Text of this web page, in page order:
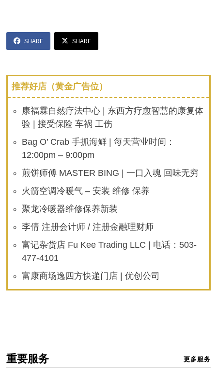
SHARE SHARE
推荐好店（黄金广告位）
康福霖自然疗法中心 | 东西方疗愈智慧的康复体
验 | 接受保险 车祸 工伤
Bag O’ Crab 手抓海鲜 | 每天营业时间：
12:00pm – 9:00pm
煎饼师傅 MASTER BING | 一口入魂 回味无穷
火箭空调冷暖气 – 安装 维修 保养
聚龙冷暖器维修保养新装
李倩 注册会计师 / 注册金融理财师
富记杂货店 Fu Kee Trading LLC | 电话：503-
477-4101
富康商场逸四方快递门店 | 优创公司
重要服务 更多服务